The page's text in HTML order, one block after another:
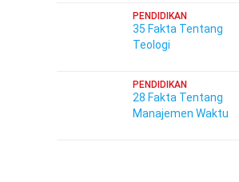
PENDIDIKAN
35 Fakta Tentang
Teologi
PENDIDIKAN
28 Fakta Tentang
Manajemen Waktu